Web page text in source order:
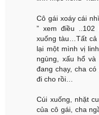
Cô gái xoáy cái
” xem điều ..102
xuống tàu…Tất cả
lại một mình vị
ngùng, xấu hổ
đang chạy, cha
đi cho rồi…
Cúi xuống, nhặt
của cô gái, cha